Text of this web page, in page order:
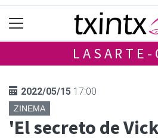
LASARTE-
2022/05/15 17:00
ZINEMA
'El secreto de